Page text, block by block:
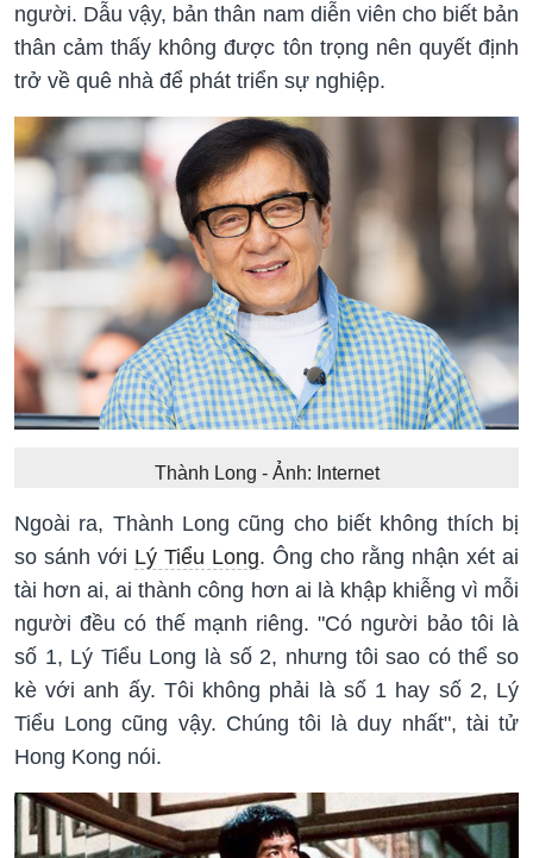
người. Dẫu vậy, bản thân nam diễn viên cho biết bản
thân cảm thấy không được tôn trọng nên quyết định
trở về quê nhà để phát triển sự nghiệp.
Thành Long - Ảnh: Internet
Ngoài ra, Thành Long cũng cho biết không thích bị
so sánh với Lý Tiểu Long. Ông cho rằng nhận xét ai
tài hơn ai, ai thành công hơn ai là khập khiễng vì mỗi
người đều có thế mạnh riêng. "Có người bảo tôi là
số 1, Lý Tiểu Long là số 2, nhưng tôi sao có thể so
kè với anh ấy. Tôi không phải là số 1 hay số 2, Lý
Tiểu Long cũng vậy. Chúng tôi là duy nhất", tài tử
Hong Kong nói.